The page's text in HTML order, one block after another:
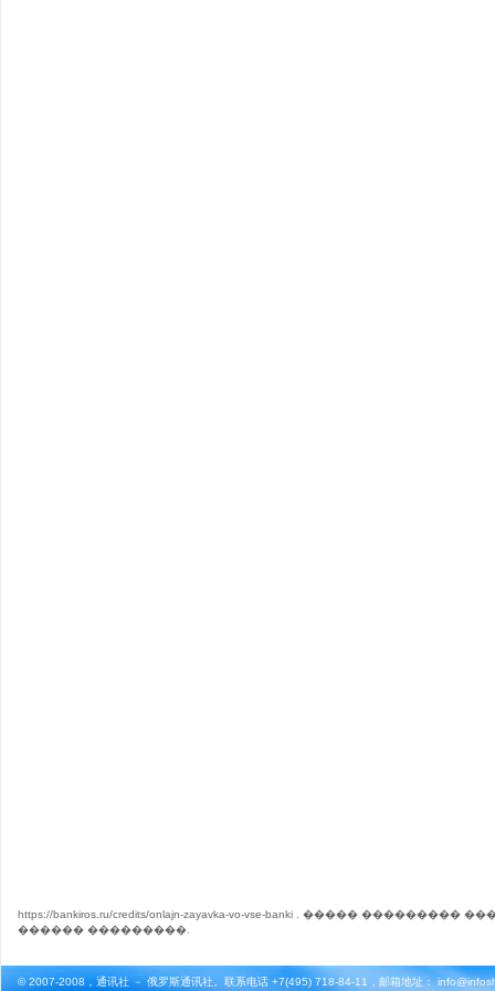
https://bankiros.ru/credits/onlajn-zayavka-vo-vse-banki . ����� ���������
������ ���������
© 2007-2008，通讯社 － 俄罗斯通讯社。联系电话 +7(495) 718-84-11，邮箱地址：